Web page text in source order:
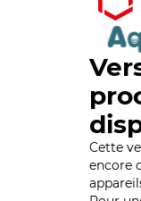
Cette
encore